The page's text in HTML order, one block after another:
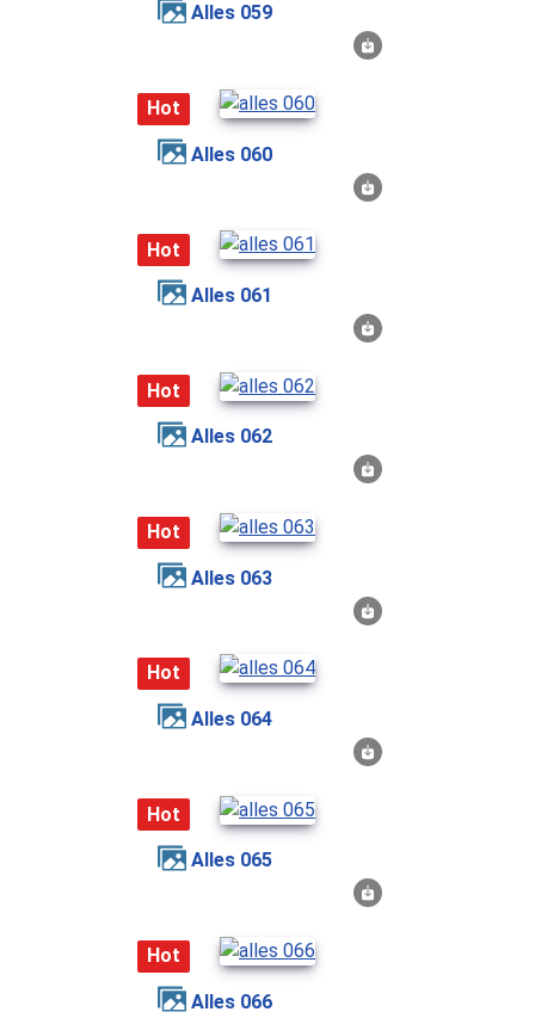
alles 059
Hot
alles 060
Hot
alles 061
Hot
alles 062
Hot
alles 063
Hot
alles 064
Hot
alles 065
Hot
alles 066